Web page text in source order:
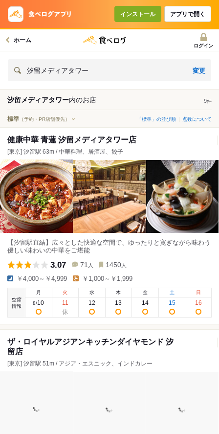
インストール アプリで開く
ホーム
ログイン
汐留メディアタワー 変更
汐留メディアタワー内のお店 9件
標準 （予約・PR店舗優先） 「標準」の並び順 点数について
健康中華 青蓮 汐留メディアタワー店
[東京] 汐留駅 63m / 中華料理、居酒屋、餃子
【汐留駅直結】広々とした快適な空間で、ゆったりと寛ぎながら味わう
優しい味わいの中華をご堪能
3.07 71 人 1450 人
￥4,000～￥4,999 ￥1,000～￥1,999
空席
情報
月
8/10
火
11
水
12
木
13
金
14
土
15
日
16
ザ・ロイヤルアジアンキッチンダイヤモンド 汐
留店
[東京] 汐留駅 51m / アジア・エスニック、インドカレー